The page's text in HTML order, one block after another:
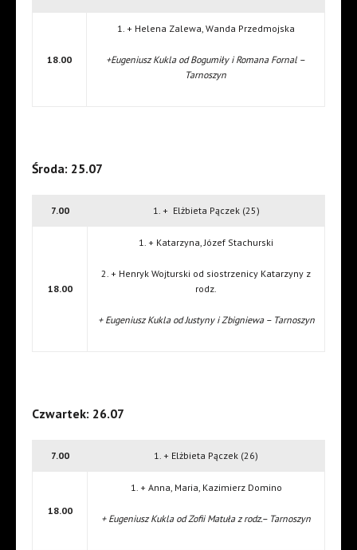
18.00
1. + Helena Zalewa, Wanda Przedmojska
+Eugeniusz Kukla od Bogumiły i Romana Fornal –
Tarnoszyn
Środa: 25.07
7.00 1. + Elżbieta Pączek (25)
18.00
1. + Katarzyna, Józef Stachurski
2. + Henryk Wojturski od siostrzenicy Katarzyny z
rodz.
+ Eugeniusz Kukla od Justyny i Zbigniewa – Tarnoszyn
Czwartek: 26.07
7.00 1. + Elżbieta Pączek (26)
18.00
1. + Anna, Maria, Kazimierz Domino
+ Eugeniusz Kukla od Zofii Matuła z rodz.– Tarnoszyn